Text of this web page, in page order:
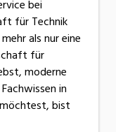
bei
für Technik
als nur eine
für
moderne
in
bist